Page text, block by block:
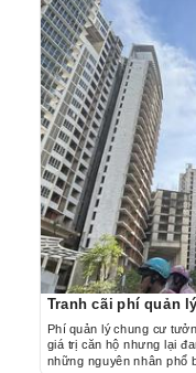
Tranh cãi phí quản
Phí quản lý chung cư
giá trị căn hộ nhưng lại
những nguyên nhân phổ